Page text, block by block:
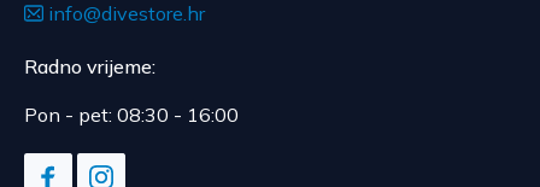
info@divestore.hr
Radno vrijeme:
Pon - pet: 08:30 - 16:00